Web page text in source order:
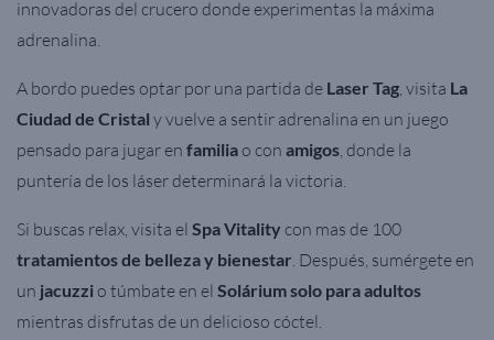
innovadoras del crucero donde experimentas la máxima
adrenalina.
A bordo puedes optar por una partida de Laser Tag , visita La
Ciudad de Cristal y vuelve a sentir adrenalina en un juego
pensado para jugar en familia o con amigos , donde la
puntería de los láser determinará la victoria.
Si buscas relax, visita el Spa Vitality con mas de 100
tratamientos de belleza y bienestar . Después, sumérgete en
un jacuzzi o túmbate en el Solárium solo para adultos
mientras disfrutas de un delicioso cóctel.